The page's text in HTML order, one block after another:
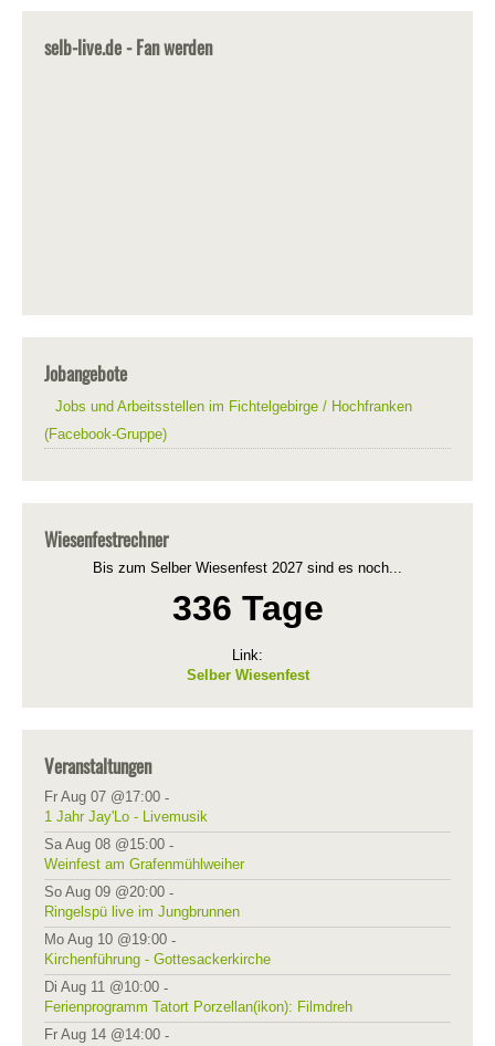
selb-live.de - Fan werden
Jobangebote
Jobs und Arbeitsstellen im Fichtelgebirge / Hochfranken
(Facebook-Gruppe)
Wiesenfestrechner
Bis zum Selber Wiesenfest 2027 sind es noch...
336 Tage
Link:
Selber Wiesenfest
Veranstaltungen
Fr Aug 07 @17:00 -
1 Jahr Jay'Lo - Livemusik
Sa Aug 08 @15:00 -
Weinfest am Grafenmühlweiher
So Aug 09 @20:00 -
Ringelspü live im Jungbrunnen
Mo Aug 10 @19:00 -
Kirchenführung - Gottesackerkirche
Di Aug 11 @10:00 -
Ferienprogramm Tatort Porzellan(ikon): Filmdreh
Fr Aug 14 @14:00 -